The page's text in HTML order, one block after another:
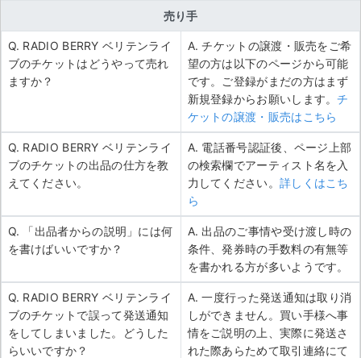
売り手
Q. RADIO BERRY ベリテンライ
ブのチケットはどうやって売れ
ますか？
A. チケットの譲渡・販売をご希
望の方は以下のページから可能
です。ご登録がまだの方はまず
新規登録からお願いします。チ
ケットの譲渡・販売はこちら
Q. RADIO BERRY ベリテンライ
ブのチケットの出品の仕方を教
えてください。
A. 電話番号認証後、ページ上部
の検索欄でアーティスト名を入
力してください。 詳しくはこち
ら
Q. 「出品者からの説明」には何
を書けばいいですか？
A. 出品のご事情や受け渡し時の
条件、発券時の手数料の有無等
を書かれる方が多いようです。
Q. RADIO BERRY ベリテンライ
ブのチケットで誤って発送通知
をしてしまいました。どうした
らいいですか？
A. 一度行った発送通知は取り消
しができません。買い手様へ事
情をご説明の上、実際に発送さ
れた際あらためて取引連絡にて